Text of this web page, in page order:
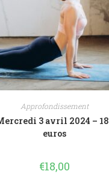
Approfondissement
3 avril 2024 –
euros
€18,00